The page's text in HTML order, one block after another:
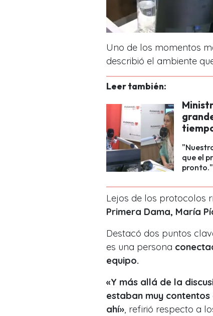
Uno de los momentos
describió el ambiente
Leer también:
que el
pronto."
Lejos de los protocolos
Primera Dama, María
Destacó dos puntos
es una persona
equipo.
«Y más allá de la
estaban muy
ahí», refirió respecto a